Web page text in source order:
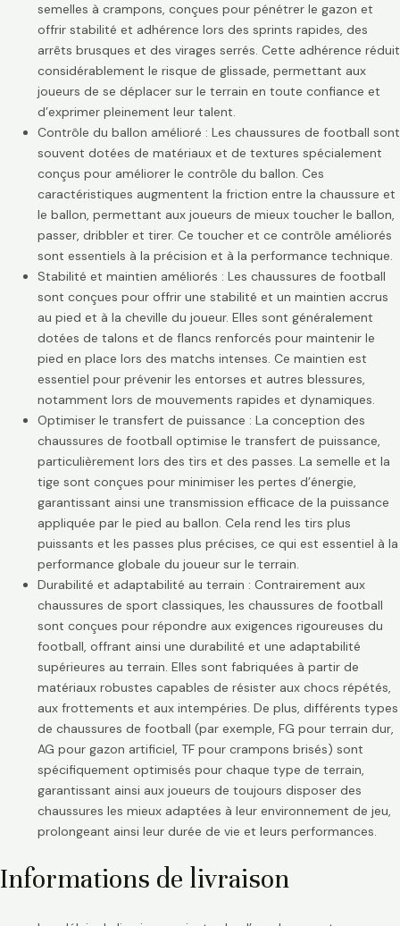
semelles à crampons, conçues pour pénétrer le gazon et
offrir stabilité et adhérence lors des sprints rapides, des
arrêts brusques et des virages serrés. Cette adhérence réduit
considérablement le risque de glissade, permettant aux
joueurs de se déplacer sur le terrain en toute confiance et
d’exprimer pleinement leur talent.
Contrôle du ballon amélioré : Les chaussures de football sont
souvent dotées de matériaux et de textures spécialement
conçus pour améliorer le contrôle du ballon. Ces
caractéristiques augmentent la friction entre la chaussure et
le ballon, permettant aux joueurs de mieux toucher le ballon,
passer, dribbler et tirer. Ce toucher et ce contrôle améliorés
sont essentiels à la précision et à la performance technique.
Stabilité et maintien améliorés : Les chaussures de football
sont conçues pour offrir une stabilité et un maintien accrus
au pied et à la cheville du joueur. Elles sont généralement
dotées de talons et de flancs renforcés pour maintenir le
pied en place lors des matchs intenses. Ce maintien est
essentiel pour prévenir les entorses et autres blessures,
notamment lors de mouvements rapides et dynamiques.
Optimiser le transfert de puissance : La conception des
chaussures de football optimise le transfert de puissance,
particulièrement lors des tirs et des passes. La semelle et la
tige sont conçues pour minimiser les pertes d’énergie,
garantissant ainsi une transmission efficace de la puissance
appliquée par le pied au ballon. Cela rend les tirs plus
puissants et les passes plus précises, ce qui est essentiel à la
performance globale du joueur sur le terrain.
Durabilité et adaptabilité au terrain : Contrairement aux
chaussures de sport classiques, les chaussures de football
sont conçues pour répondre aux exigences rigoureuses du
football, offrant ainsi une durabilité et une adaptabilité
supérieures au terrain. Elles sont fabriquées à partir de
matériaux robustes capables de résister aux chocs répétés,
aux frottements et aux intempéries. De plus, différents types
de chaussures de football (par exemple, FG pour terrain dur,
AG pour gazon artificiel, TF pour crampons brisés) sont
spécifiquement optimisés pour chaque type de terrain,
garantissant ainsi aux joueurs de toujours disposer des
chaussures les mieux adaptées à leur environnement de jeu,
prolongeant ainsi leur durée de vie et leurs performances.
Informations de livraison